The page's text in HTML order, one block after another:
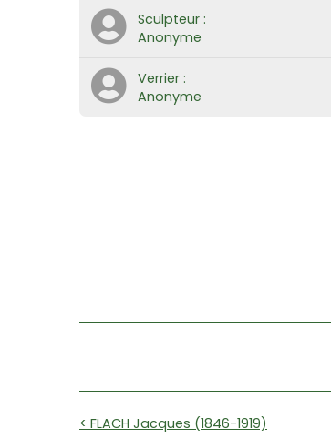
Sculpteur :
Anonyme
Verrier :
Anonyme
< FLACH Jacques (1846-1919)